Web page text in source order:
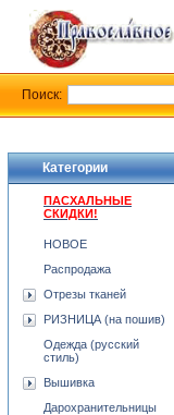
Категории
ПАСХАЛЬНЫЕ
СКИДКИ!
НОВОЕ
Распродажа
Отрезы тканей
РИЗНИЦА (на пошив)
Одежда (русский
стиль)
Вышивка
Дарохранительницы
Поиск: